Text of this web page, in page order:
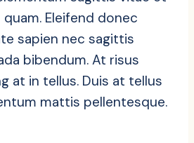
Eleifend donec
sapien nec sagittis
bibendum. At risus
at in tellus. Duis at tellus
mattis pellentesque.